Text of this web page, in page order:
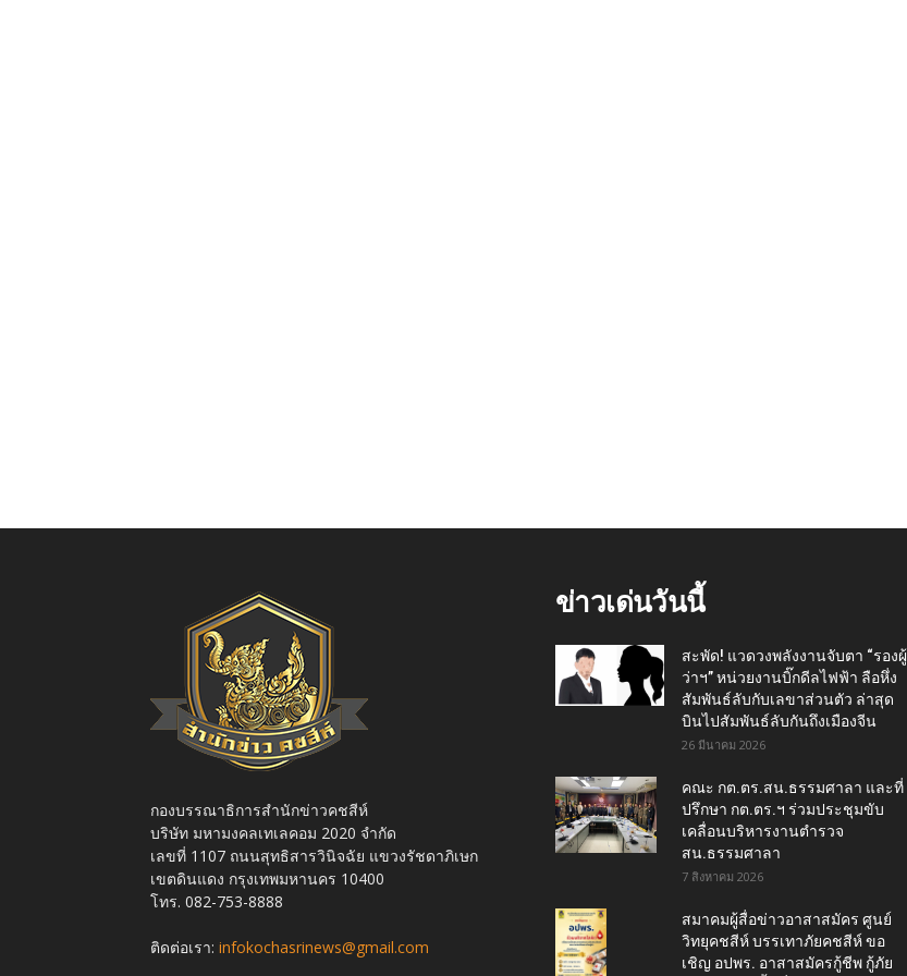
กองบรรณาธิการสำนักข่าวคชสีห์
บริษัท มหามงคลเทเลคอม 2020 จำกัด
เลขที่ 1107 ถนนสุทธิสารวินิจฉัย แขวงรัชดาภิเษก
เขตดินแดง กรุงเทพมหานคร 10400
โทร. 082-753-8888
ติดต่อเรา: infokochasrinews@gmail.com
ข่าวเด่นวันนี้
สะพัด! แวดวงพลังงานจับตา “รองผู้
ว่าฯ” หน่วยงานบิ๊กดีลไฟฟ้า ลือหึ่ง
สัมพันธ์ลับกับเลขาส่วนตัว ล่าสุด
บินไปสัมพันธ์ลับกันถึงเมืองจีน
26 มีนาคม 2026
คณะ กต.ตร.สน.ธรรมศาลา และที่
ปรึกษา กต.ตร.ฯ ร่วมประชุมขับ
เคลื่อนบริหารงานตำรวจ
สน.ธรรมศาลา
7 สิงหาคม 2026
สมาคมผู้สื่อข่าวอาสาสมัคร ศูนย์
วิทยุคชสีห์ บรรเทาภัยคชสีห์ ขอ
เชิญ อปพร. อาสาสมัครกู้ชีพ กู้ภัย